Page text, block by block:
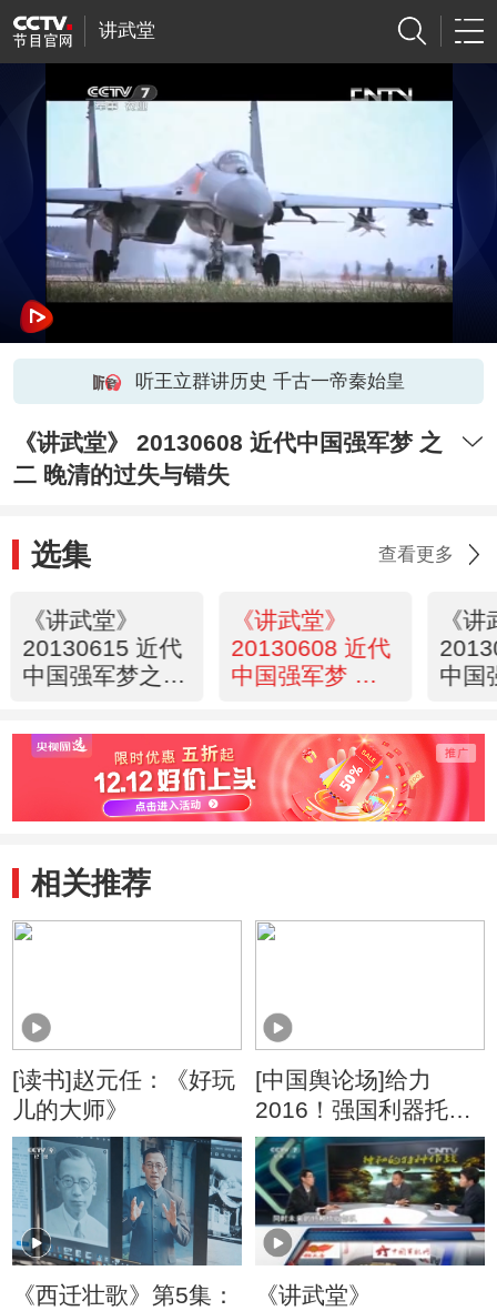
讲武堂
听王立群讲历史 千古一帝秦始皇
《讲武堂》 20130608 近代中国强军梦 之
二 晚清的过失与错失
选集 查看更多
《讲武堂》
20130615 近代
中国强军梦之三
《讲武堂》
20130608 近代
中国强军梦 之
与错失
《
中国
的“
相关推荐
[读书]赵元任：《好玩
儿的大师》
[中国舆论场]给力
2016！强国利器托起
中国梦
《西迁壮歌》第5集：
《讲武堂》